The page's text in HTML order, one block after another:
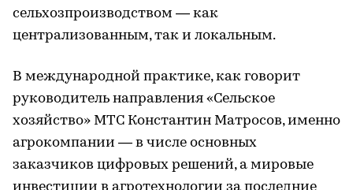
сельхозпроизводством — как
централизованным, так и локальным.
В международной практике, как говорит
руководитель направления «Сельское
хозяйство» МТС Константин Матросов, именно
агрокомпании — в числе основных
заказчиков цифровых решений, а мировые
инвестиции в агротехнологии за последние